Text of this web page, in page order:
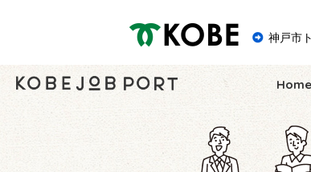
神戸市 神戸市
Home